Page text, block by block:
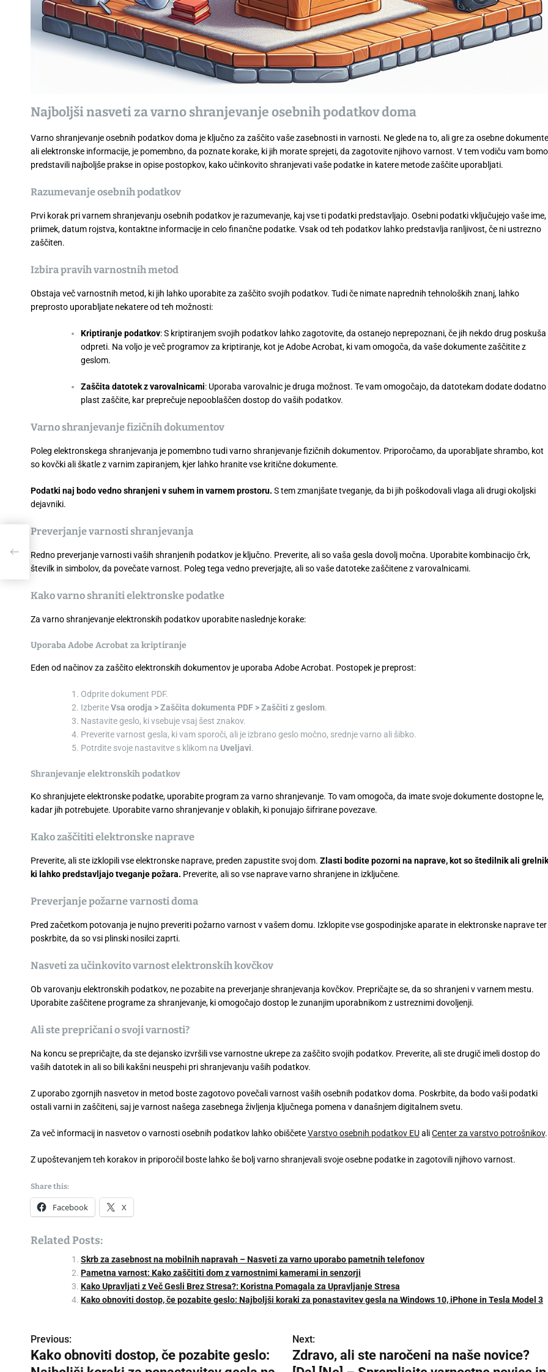
Najboljši nasveti za varno shranjevanje osebnih podatkov doma
Varno shranjevanje osebnih podatkov doma je ključno za zaščito vaše zasebnosti in varnosti. Ne glede na to, ali gre za osebne dokumente
ali elektronske informacije, je pomembno, da poznate korake, ki jih morate sprejeti, da zagotovite njihovo varnost. V tem vodiču vam bomo
predstavili najboljše prakse in opise postopkov, kako učinkovito shranjevati vaše podatke in katere metode zaščite uporabljati.
Razumevanje osebnih podatkov
Prvi korak pri varnem shranjevanju osebnih podatkov je razumevanje, kaj vse ti podatki predstavljajo. Osebni podatki vključujejo vaše ime,
priimek, datum rojstva, kontaktne informacije in celo finančne podatke. Vsak od teh podatkov lahko predstavlja ranljivost, če ni ustrezno
zaščiten.
Izbira pravih varnostnih metod
Obstaja več varnostnih metod, ki jih lahko uporabite za zaščito svojih podatkov. Tudi če nimate naprednih tehnoloških znanj, lahko
preprosto uporabljate nekatere od teh možnosti:
Kriptiranje podatkov: S kriptiranjem svojih podatkov lahko zagotovite, da ostanejo neprepoznani, če jih nekdo drug poskuša
odpreti. Na voljo je več programov za kriptiranje, kot je Adobe Acrobat, ki vam omogoča, da vaše dokumente zaščitite z
geslom.
Zaščita datotek z varovalnicami: Uporaba varovalnic je druga možnost. Te vam omogočajo, da datotekam dodate dodatno
plast zaščite, kar preprečuje nepooblaščen dostop do vaših podatkov.
Varno shranjevanje fizičnih dokumentov
Poleg elektronskega shranjevanja je pomembno tudi varno shranjevanje fizičnih dokumentov. Priporočamo, da uporabljate shrambo, kot
so kovčki ali škatle z varnim zapiranjem, kjer lahko hranite vse kritične dokumente.
Podatki naj bodo vedno shranjeni v suhem in varnem prostoru. S tem zmanjšate tveganje, da bi jih poškodovali vlaga ali drugi okoljski
dejavniki.
Preverjanje varnosti shranjevanja
Redno preverjanje varnosti vaših shranjenih podatkov je ključno. Preverite, ali so vaša gesla dovolj močna. Uporabite kombinacijo črk,
številk in simbolov, da povečate varnost. Poleg tega vedno preverjajte, ali so vaše datoteke zaščitene z varovalnicami.
Kako varno shraniti elektronske podatke
Za varno shranjevanje elektronskih podatkov uporabite naslednje korake:
Uporaba Adobe Acrobat za kriptiranje
Eden od načinov za zaščito elektronskih dokumentov je uporaba Adobe Acrobat. Postopek je preprost:
Odprite dokument PDF.
IzberiteVsa orodja > Zaščita dokumenta PDF > Zaščiti z geslom.
Nastavite geslo, ki vsebuje vsaj šest znakov.
Preverite varnost gesla, ki vam sporoči, ali je izbrano geslo močno, srednje varno ali šibko.
Potrdite svoje nastavitve s klikom na Uveljavi.
Shranjevanje elektronskih podatkov
Ko shranjujete elektronske podatke, uporabite program za varno shranjevanje. To vam omogoča, da imate svoje dokumente dostopne le,
kadar jih potrebujete. Uporabite varno shranjevanje v oblakih, ki ponujajo šifrirane povezave.
Kako zaščititi elektronske naprave
Preverite, ali ste izklopili vse elektronske naprave, preden zapustite svoj dom. Zlasti bodite pozorni na naprave, kot so štedilnik ali
ki lahko predstavljajo tveganje požara. Preverite, ali so vse naprave varno shranjene in izključene.
Preverjanje požarne varnosti doma
Pred začetkom potovanja je nujno preveriti požarno varnost v vašem domu. Izklopite vse gospodinjske aparate in elektronske naprave ter
poskrbite, da so vsi plinski nosilci zaprti.
Nasveti za učinkovito varnost elektronskih kovčkov
Ob varovanju elektronskih podatkov, ne pozabite na preverjanje shranjevanja kovčkov. Prepričajte se, da so shranjeni v varnem mestu.
Uporabite zaščitene programe za shranjevanje, ki omogočajo dostop le zunanjim uporabnikom z ustreznimi dovoljenji.
Ali ste prepričani o svoji varnosti?
Na koncu se prepričajte, da ste dejansko izvršili vse varnostne ukrepe za zaščito svojih podatkov. Preverite, ali ste drugič imeli dostop do
vaših datotek in ali so bili kakšni neuspehi pri shranjevanju vaših podatkov.
Z uporabo zgornjih nasvetov in metod boste zagotovo povečali varnost vaših osebnih podatkov doma. Poskrbite, da bodo vaši podatki
ostali varni in zaščiteni, saj je varnost našega zasebnega življenja ključnega pomena v današnjem digitalnem svetu.
Za več informacij in nasvetov o varnosti osebnih podatkov lahko obiščeteVarstvo osebnih podatkov EUaliCenter za varstvo potrošnikov.
Z upoštevanjem teh korakov in priporočil boste lahko še bolj varno shranjevali svoje osebne podatke in zagotovili njihovo varnost.
Share this:
Facebook X
Related Posts:
Skrb za zasebnost na mobilnih napravah – Nasveti za varno uporabo pametnih telefonov
Pametna varnost: Kako zaščititi dom z varnostnimi kamerami in senzorji
Kako Upravljati z Več Gesli Brez Stresa?: Koristna Pomagala za Upravljanje Stresa
Kako obnoviti dostop, če pozabite geslo: Najboljši koraki za ponastavitev gesla na Windows 10, iPhone in Tesla Model 3
P
o
Previous:
Kako obnoviti dostop, če pozabite geslo:
Next:
Zdravo, ali ste naročeni na naše novice?